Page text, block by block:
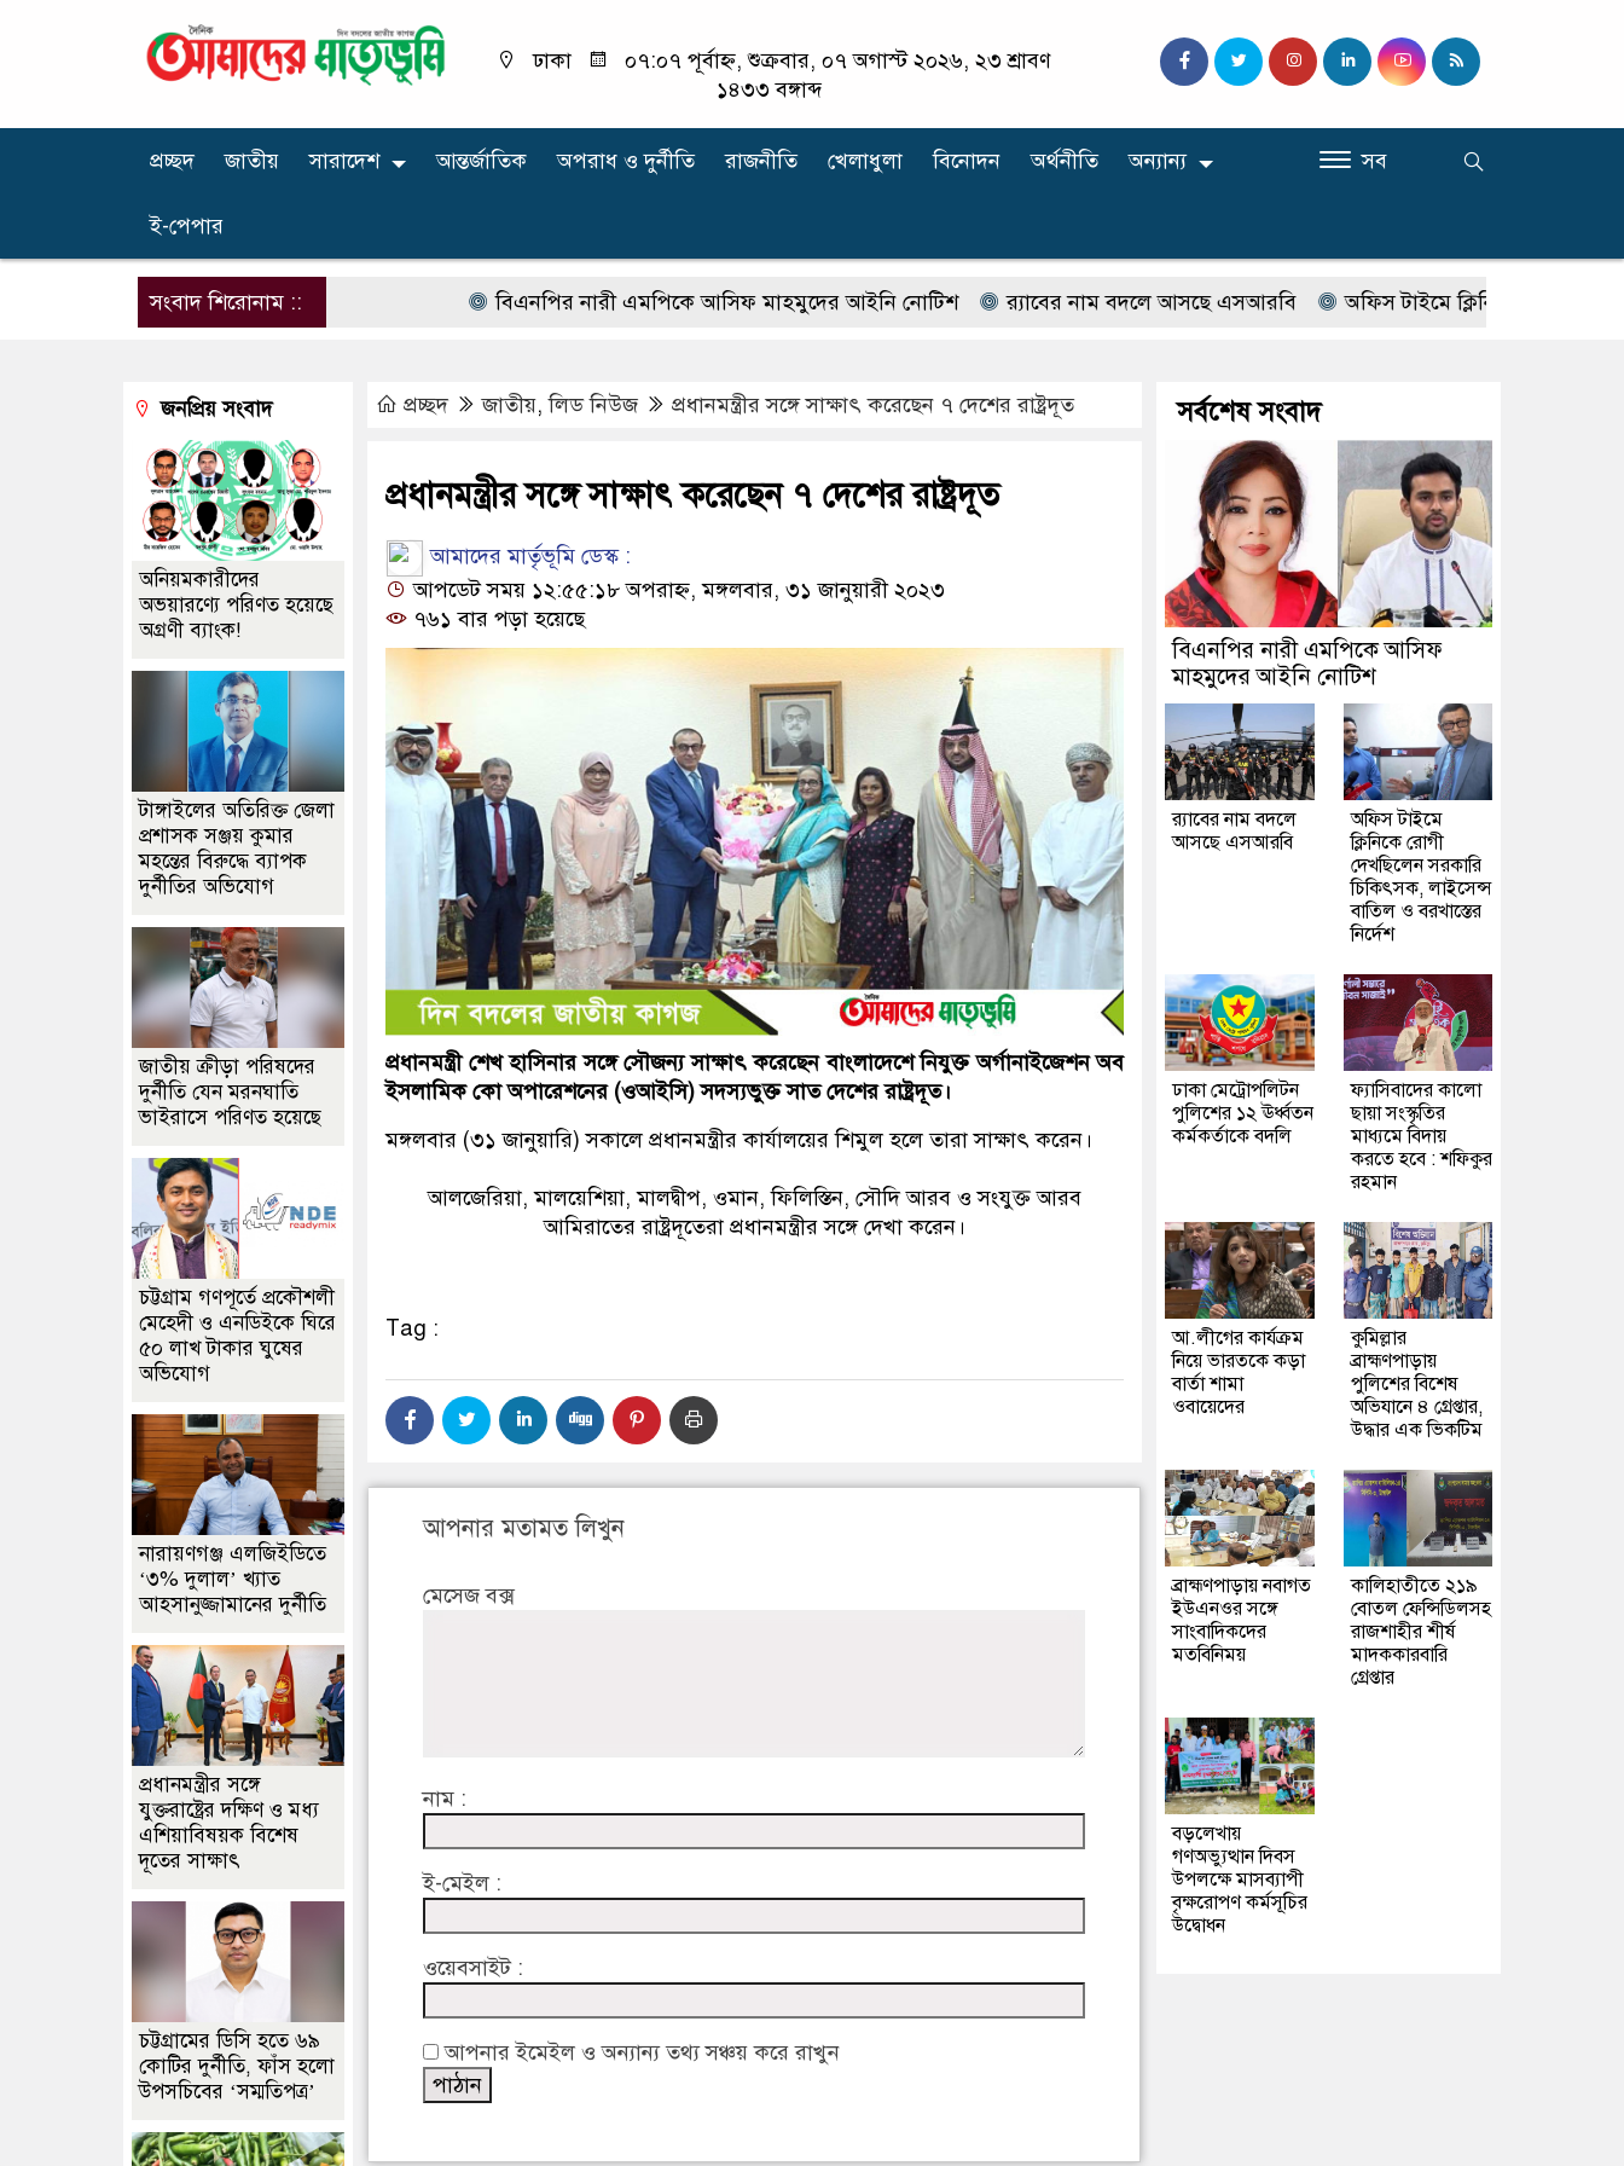
ঢাকা
০৭:০৭ পূর্বাহ্ন, শুক্রবার, ০৭ অগাস্ট ২০২৬, ২৩ শ্রাবণ
১৪৩৩ বঙ্গাব্দ
প্রচ্ছদ জাতীয় সারাদেশ আন্তর্জাতিক অপরাধ ‍ও দুর্নীতি রাজনীতি খেলাধুলা বিনোদন অর্থনীতি অন্যান্য
ই-পেপার
সব
সংবাদ শিরোনাম :: বিএনপির নারী এমপিকে আসিফ মাহমুদের আইনি নোটিশ র‍্যাবের নাম বদলে আসছে এসআরবি অফিস টাইমে ক্লিনিকে রোগী দেখছিলেন
প্রচ্ছদ জাতীয়,লিড নিউজ প্রধানমন্ত্রীর সঙ্গে সাক্ষাৎ করেছেন ৭ দেশের রাষ্ট্রদূত
প্রধানমন্ত্রীর সঙ্গে সাক্ষাৎ করেছেন ৭ দেশের রাষ্ট্রদূত
আমাদের মার্তৃভূমি ডেস্ক :
আপডেট সময় ১২:৫৫:১৮ অপরাহ্ন, মঙ্গলবার, ৩১ জানুয়ারী ২০২৩
৭৬১ বার পড়া হয়েছে
প্রধানমন্ত্রী শেখ হাসিনার সঙ্গে সৌজন্য সাক্ষাৎ করেছেন বাংলাদেশে নিযুক্ত অর্গানাইজেশন অব
ইসলামিক কো অপারেশনের (ওআইসি) সদস্যভুক্ত সাত দেশের রাষ্ট্রদূত।
মঙ্গলবার (৩১ জানুয়ারি) সকালে প্রধানমন্ত্রীর কার্যালয়ের শিমুল হলে তারা সাক্ষাৎ করেন।
আলজেরিয়া, মালয়েশিয়া, মালদ্বীপ, ওমান, ফিলিস্তিন, সৌদি আরব ও সংযুক্ত আরব
আমিরাতের রাষ্ট্রদূতেরা প্রধানমন্ত্রীর সঙ্গে দেখা করেন।
Tag :
আপনার মতামত লিখুন
মেসেজ বক্স
নাম :
ই-মেইল :
ওয়েবসাইট :
আপনার ইমেইল ও অন্যান্য তথ্য সঞ্চয় করে রাখুন
জনপ্রিয় সংবাদ
অনিয়মকারীদের
অভয়ারণ্যে পরিণত হয়েছে
অগ্রণী ব্যাংক!
টাঙ্গাইলের অতিরিক্ত জেলা
প্রশাসক সঞ্জয় কুমার
মহন্তের বিরুদ্ধে ব্যাপক
দুর্নীতির অভিযোগ
জাতীয় ক্রীড়া পরিষদের
দুর্নীতি যেন মরনঘাতি
ভাইরাসে পরিণত হয়েছে
চট্টগ্রাম গণপূর্তে প্রকৌশলী
মেহেদী ও এনডিইকে ঘিরে
৫০ লাখ টাকার ঘুষের
অভিযোগ
নারায়ণগঞ্জ এলজিইডিতে
‘৩% দুলাল’ খ্যাত
আহসানুজ্জামানের দুর্নীতি
প্রধানমন্ত্রীর সঙ্গে
যুক্তরাষ্ট্রের দক্ষিণ ও মধ্য
এশিয়াবিষয়ক বিশেষ
দূতের সাক্ষাৎ
চট্টগ্রামের ডিসি হতে ৬৯
কোটির দুর্নীতি, ফাঁস হলো
উপসচিবের ‘সম্মতিপত্র’
সর্বশেষ সংবাদ
বিএনপির নারী এমপিকে আসিফ
মাহমুদের আইনি নোটিশ
র‍্যাবের নাম বদলে
আসছে এসআরবি
অফিস টাইমে
ক্লিনিকে রোগী
দেখছিলেন সরকারি
চিকিৎসক, লাইসেন্স
বাতিল ও বরখাস্তের
নির্দেশ
ঢাকা মেট্রোপলিটন
পুলিশের ১২ ঊর্ধ্বতন
কর্মকর্তাকে বদলি
ফ্যাসিবাদের কালো
ছায়া সংস্কৃতির
মাধ্যমে বিদায়
করতে হবে : শফিকুর
রহমান
আ.লীগের কার্যক্রম
নিয়ে ভারতকে কড়া
বার্তা শামা
ওবায়েদের
কুমিল্লার
ব্রাহ্মণপাড়ায়
পুলিশের বিশেষ
অভিযানে ৪ গ্রেপ্তার,
উদ্ধার এক ভিকটিম
ব্রাহ্মণপাড়ায় নবাগত
ইউএনওর সঙ্গে
সাংবাদিকদের
মতবিনিময়
কালিহাতীতে ২১৯
বোতল ফেন্সিডিলসহ
রাজশাহীর শীর্ষ
মাদককারবারি
গ্রেপ্তার
বড়লেখায়
গণঅভ্যুত্থান দিবস
উপলক্ষে মাসব্যাপী
বৃক্ষরোপণ কর্মসূচির
উদ্বোধন